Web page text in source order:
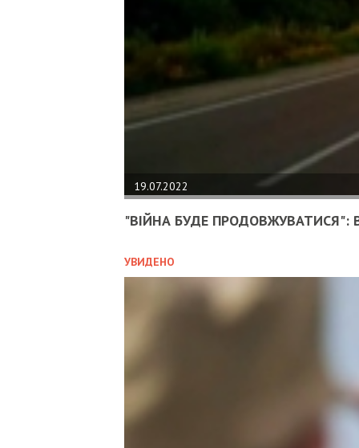
19.07.2022
"ВІЙНА БУДЕ ПРОДОВЖУВАТИСЯ":
УВИДЕНО